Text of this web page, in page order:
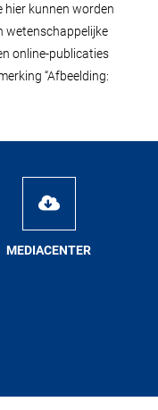
hier kunnen worden
wetenschappelijke
online-publicaties
“Afbeelding:
ME­DIA­CEN­TER